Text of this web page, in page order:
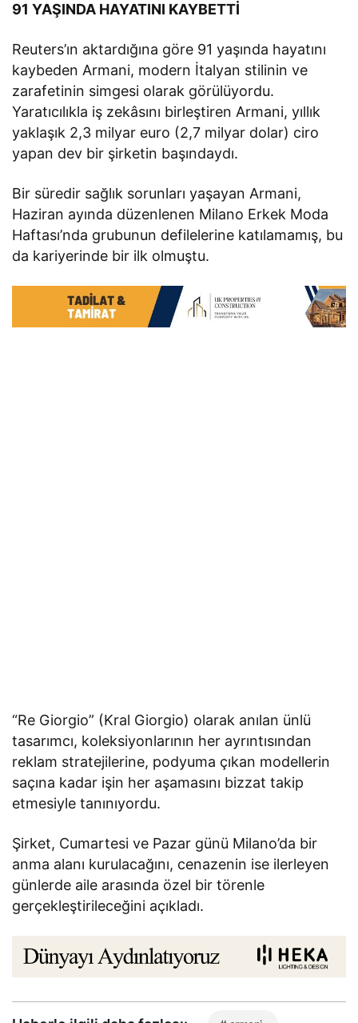
91 YAŞINDA HAYATINI KAYBETTİ
Reuters’ın aktardığına göre 91 yaşında hayatını
kaybeden Armani, modern İtalyan stilinin ve
zarafetinin simgesi olarak görülüyordu.
Yaratıcılıkla iş zekâsını birleştiren Armani, yıllık
yaklaşık 2,3 milyar euro (2,7 milyar dolar) ciro
yapan dev bir şirketin başındaydı.
Bir süredir sağlık sorunları yaşayan Armani,
Haziran ayında düzenlenen Milano Erkek Moda
Haftası’nda grubunun defilelerine katılamamış, bu
da kariyerinde bir ilk olmuştu.
“Re Giorgio” (Kral Giorgio) olarak anılan ünlü
tasarımcı, koleksiyonlarının her ayrıntısından
reklam stratejilerine, podyuma çıkan modellerin
saçına kadar işin her aşamasını bizzat takip
etmesiyle tanınıyordu.
Şirket, Cumartesi ve Pazar günü Milano’da bir
anma alanı kurulacağını, cenazenin ise ilerleyen
günlerde aile arasında özel bir törenle
gerçekleştirileceğini açıkladı.